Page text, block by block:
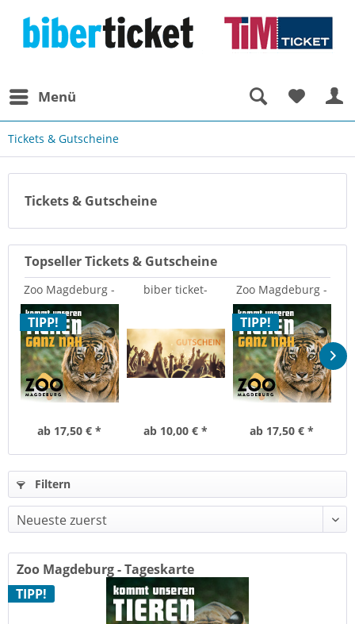
Menü
Tickets & Gutscheine
Tickets & Gutscheine
Topseller Tickets & Gutscheine
TIPP!
Zoo Magdeburg -
Tageskarte
ab 17,50 € *
biber ticket-
ab 10,00 € *
TIPP!
Zoo Magdeburg -
Tageskarte
ab 17,50 € *
Filtern
TIPP!
Zoo Magdeburg - Tageskarte